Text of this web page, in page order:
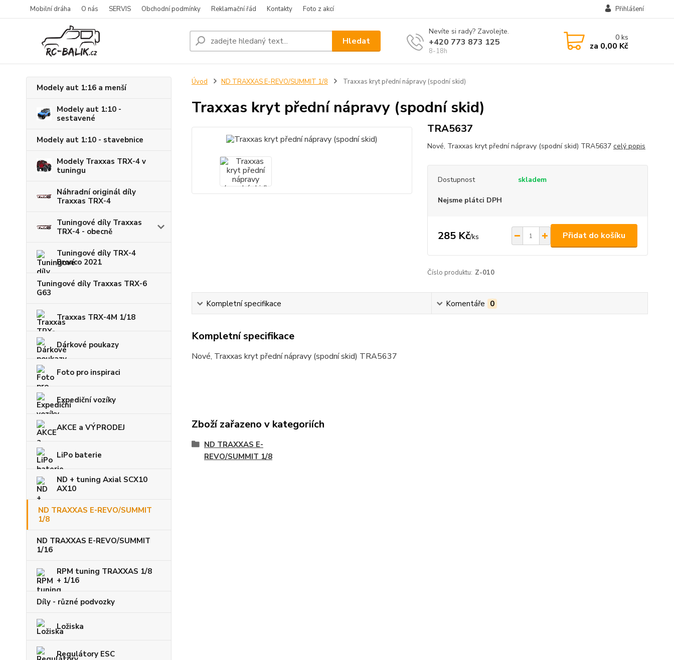
Mobilní dráha O nás SERVIS Obchodní podmínky Reklamační řád Kontakty Foto z akcí Přihlášení
Hledat
Nevíte si rady? Zavolejte.
+420 773 873 125
8-18h
0ks
za 0,00 Kč
Modely aut 1:16 a menší
Modely aut 1:10 -
sestavené
Modely aut 1:10 - stavebnice
Modely Traxxas TRX-4 v
tuningu
Náhradní originál díly
Traxxas TRX-4
Tuningové díly Traxxas
TRX-4 - obecně
Tuningové díly TRX-4
Bronco 2021
Tuningové díly Traxxas TRX-6
G63
Traxxas TRX-4M 1/18
Dárkové poukazy
Foto pro inspiraci
Expediční vozíky
AKCE a VÝPRODEJ
LiPo baterie
ND + tuning Axial SCX10
AX10
ND TRAXXAS E-REVO/SUMMIT
1/8
ND TRAXXAS E-REVO/SUMMIT
1/16
RPM tuning TRAXXAS 1/8
+ 1/16
Díly - různé podvozky
Ložiska
Regulátory ESC
Úvod ND TRAXXAS E-REVO/SUMMIT 1/8 Traxxas kryt přední nápravy (spodní skid)
Traxxas kryt přední nápravy (spodní skid)
TRA5637
Nové, Traxxas kryt přední nápravy (spodní skid) TRA5637 celý popis
Dostupnost skladem
Nejsme plátci DPH
285 Kč/ks Přidat do košíku
Číslo produktu: Z-010
Kompletní specifikace Komentáře 0
Kompletní specifikace
Nové, Traxxas kryt přední nápravy (spodní skid) TRA5637
Zboží zařazeno v kategoriích
ND TRAXXAS E-
REVO/SUMMIT 1/8